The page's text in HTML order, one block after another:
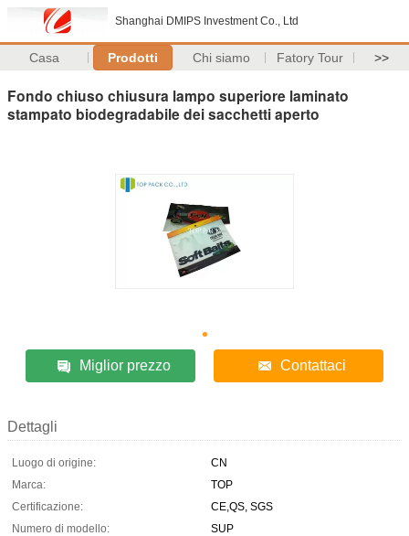
Shanghai DMIPS Investment Co., Ltd
Casa Prodotti Chi siamo Fatory Tour >>
Fondo chiuso chiusura lampo superiore laminato
stampato biodegradabile dei sacchetti aperto
Miglior prezzo Contattaci
Dettagli
Luogo di origine:
CN
Marca:
TOP
Certificazione:
CE,QS, SGS
Numero di modello:
SUP